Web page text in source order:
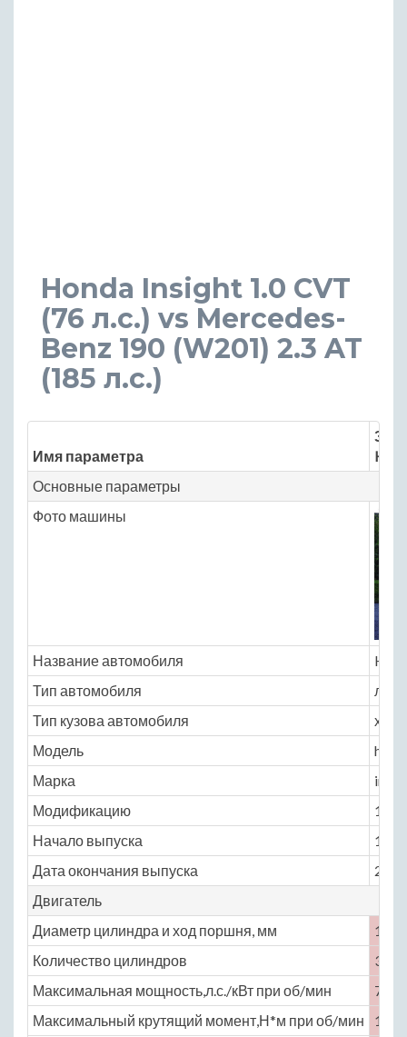
Honda Insight 1.0 CVT
(76 л.с.) vs Mercedes-
Benz 190 (W201) 2.3 AT
(185 л.с.)
Имя параметра
Основные параметры
Фото машины
Название автомобиля
Тип автомобиля
Тип кузова автомобиля
Модель
Марка
Модификацию
1.0
Начало выпуска
1999
Дата окончания выпуска
2006
Двигатель
Диаметр цилиндра и ход поршня, мм
10.8
Количество цилиндров
3
Максимальная мощность,л.с./кВт при об/мин
76 /
Максимальный крутящий момент,Н*м при об/мин
113